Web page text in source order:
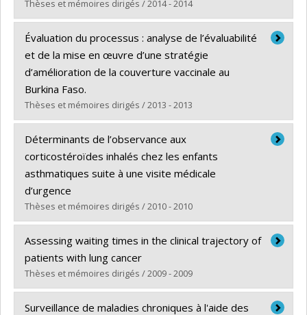
Lien vers le document dans Papyrus
Thèses et mémoires dirigés / 2014 - 2014
Diplômé(e) : Lederer, Valérie
Cycle :Doctorat
Diplôme obtenu :Ph. D.
Lien vers le document dans Papyrus
Évaluation du processus : analyse de l’évaluabilité
et de la mise en œuvre d’une stratégie
d’amélioration de la couverture vaccinale au
Burkina Faso.
Thèses et mémoires dirigés / 2013 - 2013
Diplômé(e) :Sanou, Aboubakary
Cycle :Doctorat
Diplôme obtenu :Ph. D.
Lien vers le document dans Papyrus
Déterminants de l’observance aux
corticostéroïdes inhalés chez les enfants
asthmatiques suite à une visite médicale
d’urgence
Thèses et mémoires dirigés / 2010 - 2010
Diplômé(e) :Parent, Anne-Marie
Cycle :Maîtrise
Diplôme obtenu :M. Sc.
Lien vers le document dans Papyrus
Assessing waiting times in the clinical trajectory of
patients with lung cancer
Thèses et mémoires dirigés / 2009 - 2009
Diplômé(e) :Dobson, Sarah
Surveillance de maladies chroniques à l'aide des